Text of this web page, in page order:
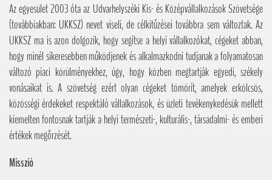
Az egyesület 2003 óta az Udvarhelyszéki Kis- és Középvállalkozások Szövetsége
(továbbiakban: UKKSZ) nevet viseli, de célkitűzései továbbra sem változtak. Az
UKKSZ ma is azon dolgozik, hogy segítse a helyi vállalkozókat, cégeket abban,
hogy minél sikeresebben működjenek és alkalmazkodni tudjanak a folyamatosan
változó piaci körülményekhez, úgy, hogy közben megtartják egyedi, székely
vonásaikat is. A szövetség ezért olyan cégeket tömörít, amelyek erkölcsös,
közösségi érdekeket respektáló vállalkozások, és üzleti tevékenykedésük mellett
kiemelten fontosnak tartják a helyi természeti-, kulturális-, társadalmi- és emberi
értékek megőrzését.
Misszió